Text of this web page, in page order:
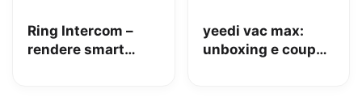
Ring Intercom –
rendere smart
yeedi vac max:
unboxing e coupon